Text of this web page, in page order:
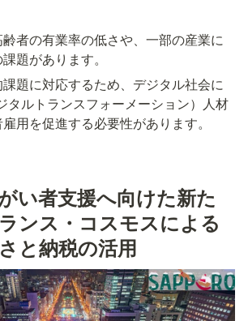
者の有業率の低さや、一部の産業に
題があります。
題に対応するため、デジタル社会に
タルトランスフォーメーション）人材
用を促進する必要性があります。
い者支援へ向けた新た
ンス・コスモスによる
と納税の活用